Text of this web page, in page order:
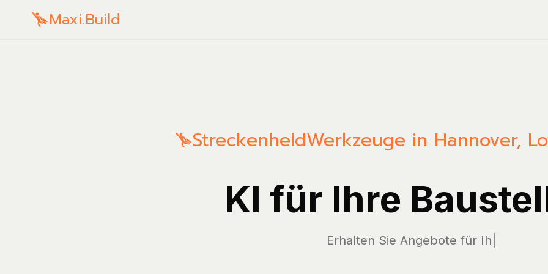
Maxi.Build
StreckenheldWerkzeuge in Hannover,
KI für Ihre
Erhalten S